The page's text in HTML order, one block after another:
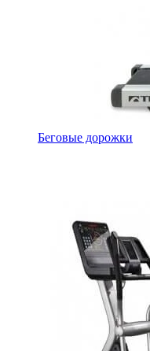
Беговые дорожки